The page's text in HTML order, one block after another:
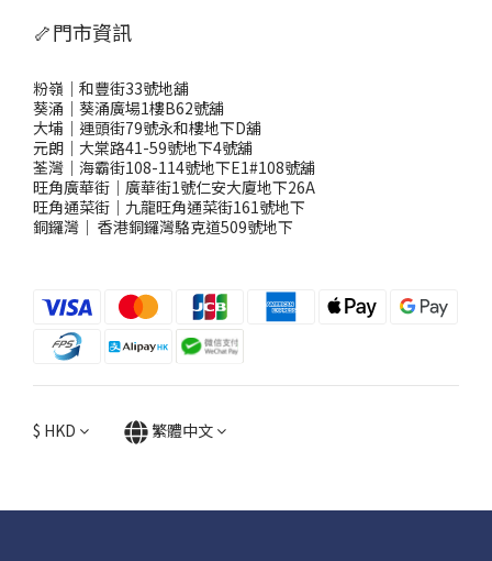
🦴門市資訊
粉嶺｜和豐街33號地舖
葵涌｜葵涌廣場1樓B62號舖
大埔｜運頭街79號永和樓地下D舖
元朗｜大棠路41-59號地下4號舖
荃灣｜海霸街108-114號地下E1#108號舖
旺角廣華街｜廣華街1號仁安大廈地下26A
旺角通菜街｜九龍旺角通菜街161號地下
銅鑼灣 ｜ 香港銅鑼灣駱克道509號地下
$ HKD 繁體中文